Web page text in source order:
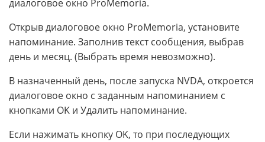
диалоговое окно ProMemoria.
Открыв диалоговое окно ProMemoria, установите
напоминание. Заполнив текст сообщения, выбрав
день и месяц. (Выбрать время невозможно).
В назначенный день, после запуска NVDA, откроется
диалоговое окно с заданным напоминанием с
кнопками OK и Удалить напоминание.
Если нажимать кнопку OK, то при последующих